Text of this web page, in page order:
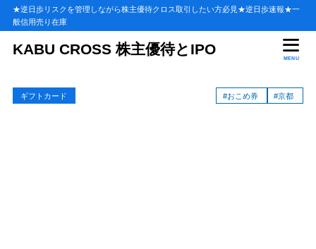
★逆日歩リスクを管理しながら株主優待クロス取引したい方必見★逆日歩速報★一
般信用売り在庫
KABU CROSS 株主優待とIPO
MENU
ギフトカード #おこめ券 #京都
目次
1.1 スーパー・ショッピングセンター